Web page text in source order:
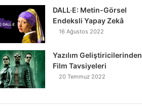
DALL·E: Metin-Görsel
Endeksli Yapay Zekâ
16 Ağustos 2022
Yazılım Geliştiricilerinden
Film Tavsiyeleri
20 Temmuz 2022